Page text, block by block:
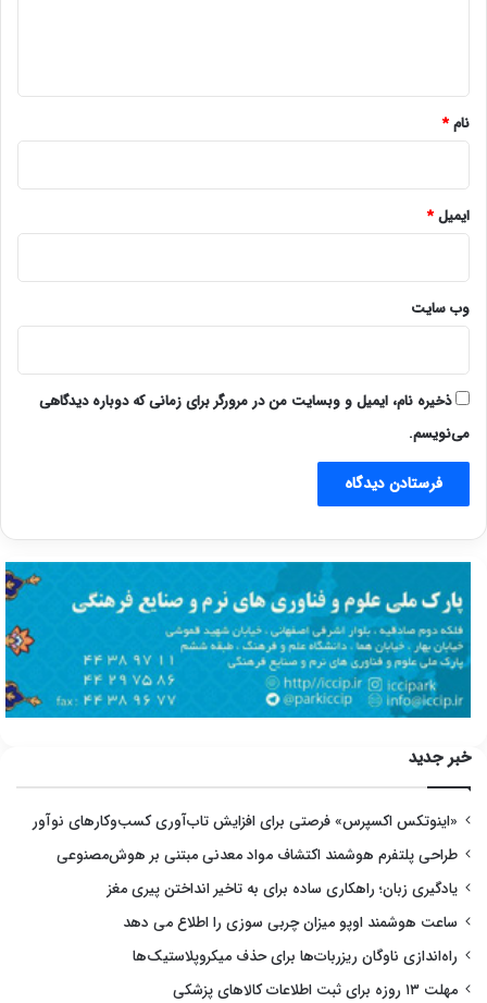
نام*
ایمیل*
وب‌ سایت
ذخیره نام، ایمیل و وبسایت من در مرورگر برای زمانی که دوباره دیدگاهی
می‌نویسم.
خبر جدید
«اینوتکس اکسپرس» فرصتی برای افزایش تاب‌آوری کسب‌وکارهای نوآور
طراحی پلتفرم هوشمند اکتشاف مواد معدنی مبتنی بر هوش‌مصنوعی
یادگیری زبان؛ راهکاری ساده برای به تاخیر انداختن پیری مغز
ساعت هوشمند اوپو میزان چربی سوزی را اطلاع می دهد
راه‌اندازی ناوگان ریزربات‌ها برای حذف میکروپلاستیک‌ها
مهلت ۱۳ روزه برای ثبت اطلاعات کالاهای پزشکی